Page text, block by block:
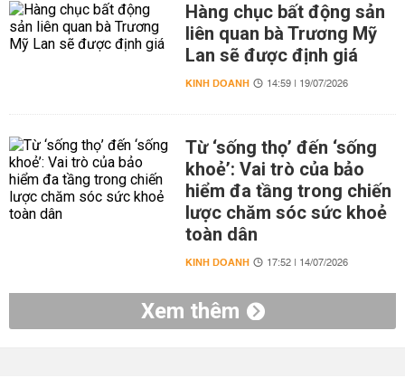
Hàng chục bất động sản
liên quan bà Trương Mỹ
Lan sẽ được định giá
KINH DOANH 14:59 | 19/07/2026
Từ ‘sống thọ’ đến ‘sống
khoẻ’: Vai trò của bảo
hiểm đa tầng trong chiến
lược chăm sóc sức khoẻ
toàn dân
KINH DOANH 17:52 | 14/07/2026
Xem thêm